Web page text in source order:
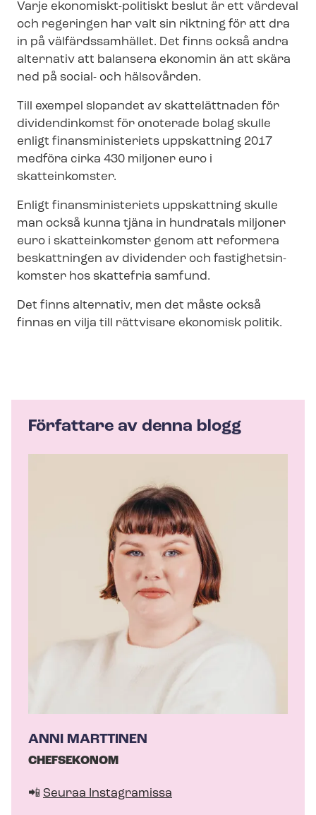
Varje ekonomiskt-​politiskt beslut är ett värdeval
och regeringen har valt sin riktning för att dra
in på välfärdssamhället. Det finns också andra
alternativ att balansera ekonomin än att skära
ned på social- och hälsovården.
Till exempel slopandet av skattelättnaden för
dividendinkomst för onoterade bolag skulle
enligt fi­nans­mi­ni­s­te­ri­ets uppskattning 2017
medföra cirka 430 miljoner euro i
skatteinkomster.
Enligt fi­nans­mi­ni­s­te­ri­ets uppskattning skulle
man också kunna tjäna in hundratals miljoner
euro i skatteinkomster genom att reformera
beskattningen av dividender och fas­tig­hets­in­
koms­ter hos skattefria samfund.
Det finns alternativ, men det måste också
finnas en vilja till rättvisare ekonomisk politik.
Författare av denna blogg
ANNI MARTTINEN
CHEFSEKONOM
📲 Seuraa Instagramissa